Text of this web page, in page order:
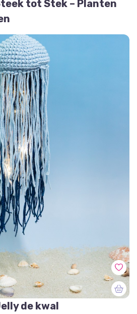
tot Stek – Planten
de kwal